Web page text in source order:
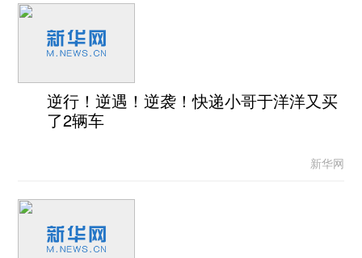
逆行！逆遇！逆袭！快递小哥于洋洋又买
了2辆车
新华网